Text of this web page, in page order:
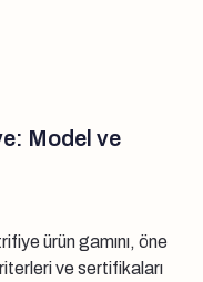
Model ve
ürün gamını, öne
ve sertifikaları